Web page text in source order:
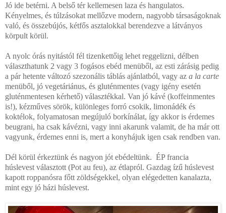
Jó ide betérni. A belső tér kellemesen laza és hangulatos.
Kényelmes, és túlzásokat mellőzve modern, nagyobb társaságoknak
való, és összebújós, kétfős asztalokkal berendezve a látványos
körpult körül.
A nyolc órás nyitástól fél tizenkettőig lehet reggelizni, délben
választhatunk 2 vagy 3 fogásos ebéd menüből, az esti zárásig pedig
a pár hetente változó szezonális táblás ajánlatból, vagy az a la carte
menüből, jó vegetáriánus, és gluténmentes (vagy igény esetén
gluténmentesen kérhető) választékkal. Van jó kávé (koffeinmentes
is!), kézműves sörök, különleges forró csokik, limonádék és
koktélok, folyamatosan megújuló borkínálat, így akkor is érdemes
beugrani, ha csak kávézni, vagy inni akarunk valamit, de ha már ott
vagyunk, érdemes enni is, mert a konyhájuk igen csak rendben van.
Dél körül érkeztünk és nagyon jót ebédeltünk. ÉP francia
húslevest választott (Pot au feu), az étlapról. Gazdag ízű húslevest
kapott roppanósra főtt zöldségekkel, olyan elégedetten kanalazta,
mint egy jó házi húslevest.